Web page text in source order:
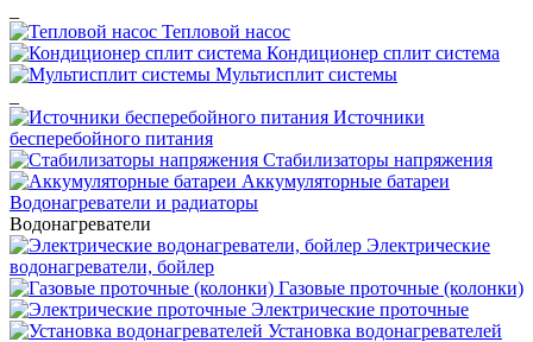
Тепловой насос
Кондиционер сплит система
Мультисплит системы
Источники
бесперебойного питания
Стабилизаторы напряжения
Аккумуляторные батареи
Водонагреватели и радиаторы
Водонагреватели
Электрические
водонагреватели, бойлер
Газовые проточные (колонки)
Электрические проточные
Установка водонагревателей